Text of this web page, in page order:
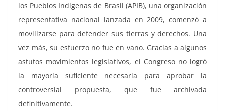
los Pueblos Indígenas de Brasil (APIB), una organización
representativa nacional lanzada en 2009, comenzó a
movilizarse para defender sus tierras y derechos. Una
vez más, su esfuerzo no fue en vano. Gracias a algunos
astutos movimientos legislativos, el Congreso no logró
la mayoría suficiente necesaria para aprobar la
controversial propuesta, que fue archivada
definitivamente.